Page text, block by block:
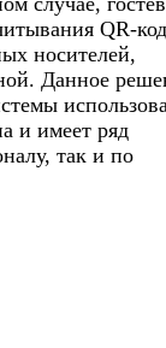
QR-
носителей,
Данное
и имеет ряд
так и по